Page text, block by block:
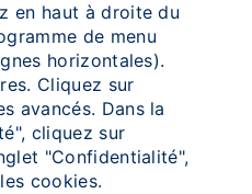
en haut à droite du
de menu
horizontales).
Cliquez sur
avancés. Dans la
cliquez sur
"Confidentialité",
cookies.